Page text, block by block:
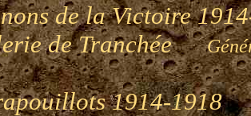
de la Victoire
de Tranchée
1914-1918